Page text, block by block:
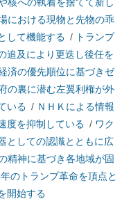
核への執着を捨てて新し
における現物と先物の乖
して機能する / トランプ
追及により更迭し後任を
済の優先順位に基づきゼ
の裏に潜む左翼利権が外
いる / ＮＨＫによる情報
度を抑制している / ワク
としての認識とともに広
精神に基づき各地域が固
のトランプ革命を頂点と
開始する